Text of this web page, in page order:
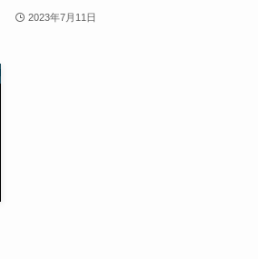
2023年7月11日